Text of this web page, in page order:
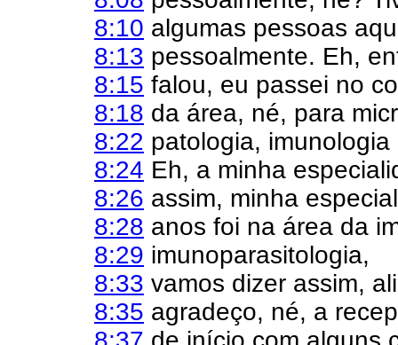
8:10 algumas pessoas
8:13 pessoalmente. Eh,
8:15 falou, eu passei no
8:18 da área, né, para
8:22 patologia,
8:24 Eh, a minha
8:26 assim, minha
8:28 anos foi na área da
8:29 imunoparasitologia,
8:33 vamos dizer assim,
8:35 agradeço, né, a